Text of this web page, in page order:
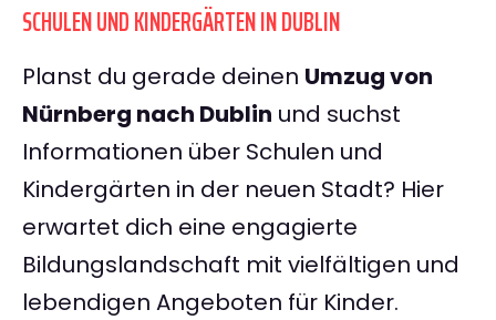
SCHULEN UND KINDERGÄRTEN IN DUBLIN
Planst du gerade deinen Umzug von
Nürnberg nach Dublin und suchst
Informationen über Schulen und
Kindergärten in der neuen Stadt? Hier
erwartet dich eine engagierte
Bildungslandschaft mit vielfältigen und
lebendigen Angeboten für Kinder.